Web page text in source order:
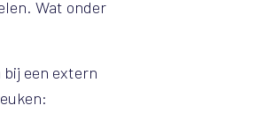
Wat onder
een extern